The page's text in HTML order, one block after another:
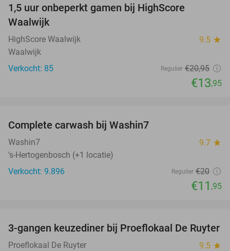
TODAY
1,5 uur onbeperkt gamen bij HighScore
Waalwijk
HighScore Waalwijk 9.5 star
Waalwijk
Verkocht: 85
Regulier €20,95
€13,95
Complete carwash bij Washin7
Washin7 9.7 star
's-Hertogenbosch (+1 locatie)
Verkocht: 9.896
Regulier €20
€11 ,95
33%
NEW
TODAY
3-gangen keuzediner bij Proeflokaal De Ruyter
Proeflokaal De Ruyter 9.5 star